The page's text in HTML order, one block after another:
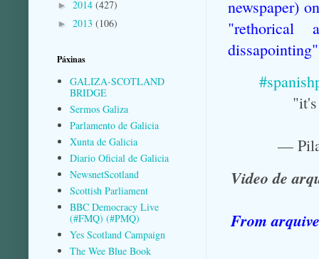
newspaper)
"rethorical
—
Video de
From
► 2014 (427)
► 2013 (106)
Páxinas
GALIZA-SCOTLAND
BRIDGE
Sermos Galiza
Parlamento de Galicia
Xunta de Galicia
Diario Oficial de Galicia
NewsnetScotland
Scottish Parliament
BBC Democracy Live
(#FMQ) (#PMQ)
Yes Scotland Campaign
The Wee Blue Book